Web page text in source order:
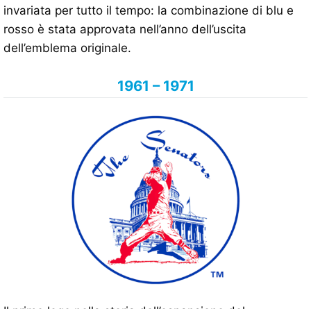
invariata per tutto il tempo: la combinazione di blu e
rosso è stata approvata nell’anno dell’uscita
dell’emblema originale.
1961 – 1971